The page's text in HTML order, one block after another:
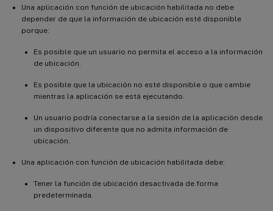
Una aplicación con función de ubicación habilitada no debe
depender de que la información de ubicación esté disponible
porque:
Es posible que un usuario no permita el acceso a la información
de ubicación.
Es posible que la ubicación no esté disponible o que cambie
mientras la aplicación se está ejecutando.
Un usuario podría conectarse a la sesión de la aplicación desde
un dispositivo diferente que no admita información de
ubicación.
Una aplicación con función de ubicación habilitada debe:
Tener la función de ubicación desactivada de forma
predeterminada.